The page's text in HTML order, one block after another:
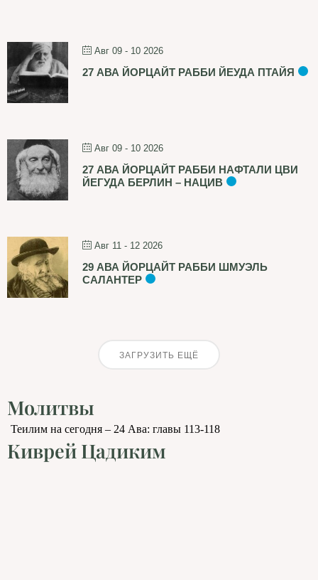
Авг 09 - 10 2026
27 АВА ЙОРЦАЙТ РАББИ ЙЕУДА ПТАЙЯ
Авг 09 - 10 2026
27 АВА ЙОРЦАЙТ РАББИ НАФТАЛИ ЦВИ
ЙЕГУДА БЕРЛИН – НАЦИВ
Авг 11 - 12 2026
29 АВА ЙОРЦАЙТ РАББИ ШМУЭЛЬ
САЛАНТЕР
ЗАГРУЗИТЬ ЕЩЁ
Молитвы
Теилим на сегодня – 24 Ава: главы 113-118
Киврей Цадиким